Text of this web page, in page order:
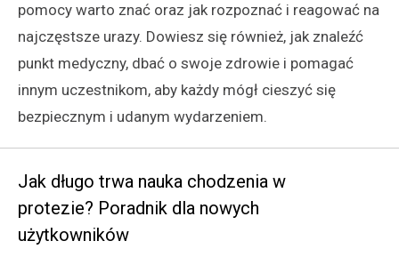
pomocy warto znać oraz jak rozpoznać i reagować na
najczęstsze urazy. Dowiesz się również, jak znaleźć
punkt medyczny, dbać o swoje zdrowie i pomagać
innym uczestnikom, aby każdy mógł cieszyć się
bezpiecznym i udanym wydarzeniem.
Jak długo trwa nauka chodzenia w
protezie? Poradnik dla nowych
użytkowników